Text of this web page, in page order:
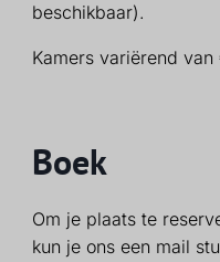
beschikbaar).
Kamers variërend
Boek
Om je plaats te
kun je ons een mail